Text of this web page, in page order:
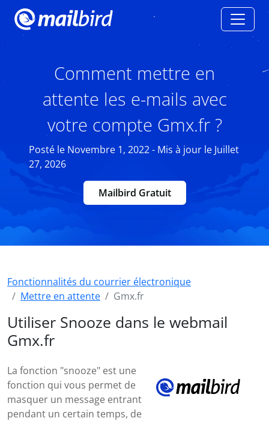
Comment mettre en
attente les e-mails avec
votre compte Gmx.fr ?
Posté le Novembre 1, 2022 - Mis à jour le Juillet
27, 2026
Mailbird Gratuit
Fonctionnalités du courrier électronique
Mettre en attente
Gmx.fr
Utiliser Snooze dans le webmail
Gmx.fr
La fonction "snooze" est une
fonction qui vous permet de
masquer un message entrant
pendant un certain temps, de